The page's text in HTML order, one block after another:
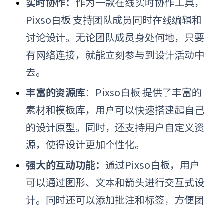
Pixso白板 支持团队成员同时在线编辑和
讨论设计。无论团队成员身处何地，只要
有网络连接，就能立刻参与到设计活动中
去。
丰富的资源库： Pixso白板 提供了丰富的
素材和模板库，用户可以快速搭建起自己
的设计原型。同时，还支持用户自定义资
源，使得设计更加个性化。
强大的互动功能： 通过Pixso白板，用户
可以通过图形、文本和箭头进行交互式设
计。同时还可以添加批注和标签，方便团